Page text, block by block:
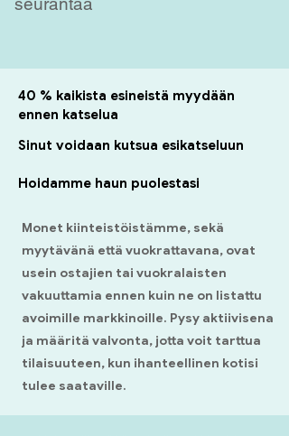
40 % kaikista esineistä myydään
ennen katselua
Sinut voidaan kutsua esikatseluun
Hoidamme haun puolestasi
Monet kiinteistöistämme, sekä
myytävänä että vuokrattavana, ovat
usein ostajien tai vuokralaisten
vakuuttamia ennen kuin ne on listattu
avoimille markkinoille. Pysy aktiivisena
ja määritä valvonta, jotta voit tarttua
tilaisuuteen, kun ihanteellinen kotisi
tulee saataville.